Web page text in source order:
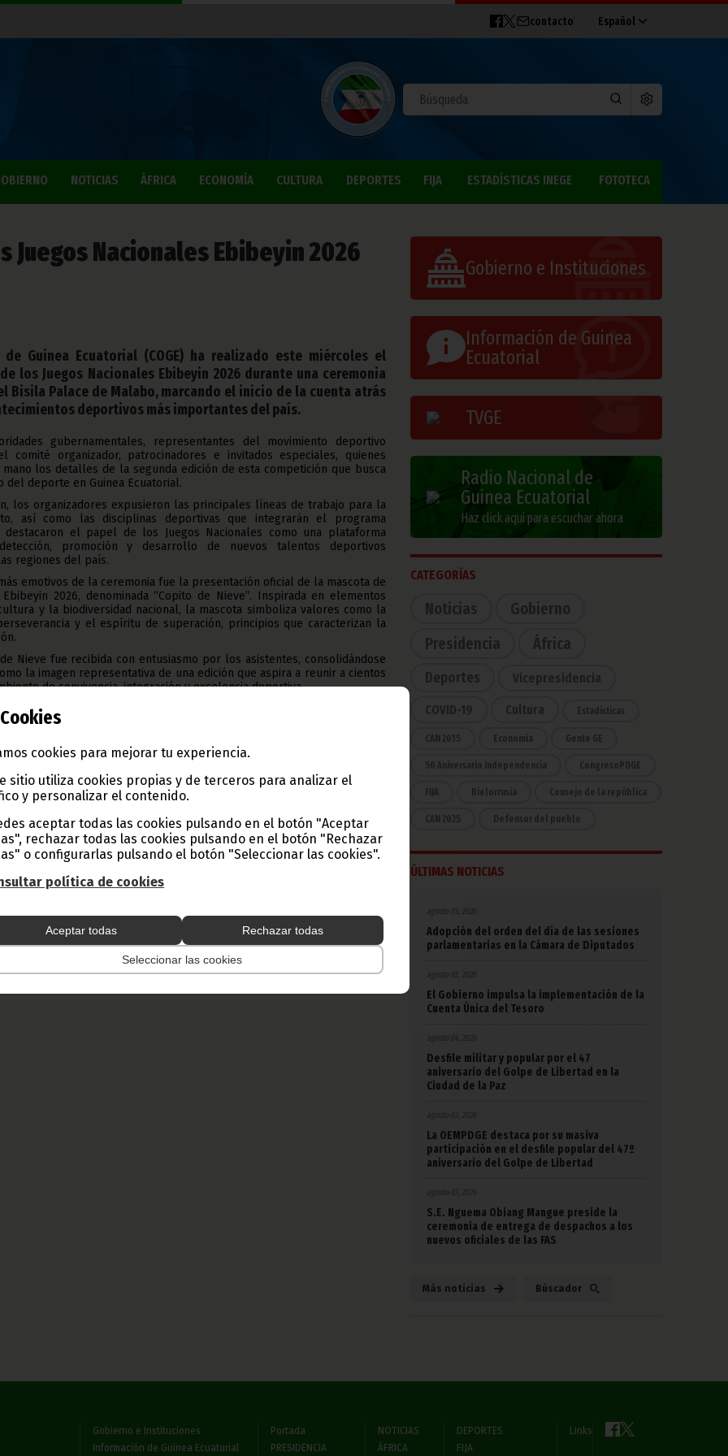
Cookies
cookies para mejorar tu experiencia.
sitio utiliza cookies propias y de terceros para analizar el
y personalizar el contenido.
aceptar todas las cookies pulsando en el botón "Aceptar
rechazar todas las cookies pulsando en el botón "Rechazar
o configurarlas pulsando el botón "Seleccionar las cookies".
política de cookies
Aceptar todas Rechazar todas
Seleccionar las cookies
contacto Español
NOTICIAS ÁFRICA ECONOMÍA CULTURA DEPORTES FIJA ESTADÍSTICAS INEGE FOTOTECA
Juegos Nacionales Ebibeyin 2026
Guinea Ecuatorial (COGE) ha realizado este miércoles el
los Juegos Nacionales Ebibeyin 2026 durante una ceremonia
Bisila Palace de Malabo, marcando el inicio de la cuenta atrás
deportivos más importantes del país.
gubernamentales, representantes del movimiento deportivo
comité organizador, patrocinadores e invitados especiales, quienes
los detalles de la segunda edición de esta competición que busca
deporte en Guinea Ecuatorial.
los organizadores expusieron las principales líneas de trabajo para la
así como las disciplinas deportivas que integrarán el programa
destacaron el papel de los Juegos Nacionales como una plataforma
promoción y desarrollo de nuevos talentos deportivos
regiones del país.
emotivos de la ceremonia fue la presentación oficial de la mascota de
2026, denominada “Copito de Nieve”. Inspirada en elementos
y la biodiversidad nacional, la mascota simboliza valores como la
y el espíritu de superación, principios que caracterizan la
Nieve fue recibida con entusiasmo por los asistentes, consolidándose
la imagen representativa de una edición que aspira a reunir a cientos
de convivencia, integración y excelencia deportiva.
se reafirmó el compromiso de las instituciones nacionales con el
destacando la importancia de continuar invirtiendo en
técnica y programas de apoyo a los atletas para garantizar el
sector.
los Juegos Nacionales Ebibeyin 2026 inician formalmente su camino
una nueva fiesta del deporte nacional, llamada a promover la cohesión
el orgullo deportivo de Guinea Ecuatorial.
Prensa de Guinea Ecuatorial
o parcial de este artículo o de las imágenes que lo acompañen debe
lugar, con la mención de la fuente de origen de la misma (Oficina de
Guinea Ecuatorial).
Gobierno e Instituciones
Información de Guinea
Ecuatorial
TVGE
Radio Nacional de
Guinea Ecuatorial
Haz click aquí para escuchar ahora
CATEGORÍAS
Noticias
Gobierno
Presidencia
África
Deportes Vicepresidencia
COVID-19 Cultura Estadísticas
CAN 2015 Economía Gente GE
50 Aniversario Independencia CongresoPDGE
FIJA Bielorrusia Consejo de la república
CAN 2025 Defensor del pueblo
ÚLTIMAS NOTICIAS
agosto 05, 2026
Adopción del orden del día de las sesiones
parlamentarias en la Cámara de Diputados
agosto 05, 2026
El Gobierno impulsa la implementación de la
Cuenta Única del Tesoro
agosto 04, 2026
Desfile militar y popular por el 47
aniversario del Golpe de Libertad en la
Ciudad de la Paz
agosto 03, 2026
La OEMPDGE destaca por su masiva
participación en el desfile popular del 47º
aniversario del Golpe de Libertad
agosto 03, 2026
S.E. Nguema Obiang Mangue preside la
ceremonia de entrega de despachos a los
nuevos oficiales de las FAS
Más noticias Búscador
Gobierno e Instituciones
Información de Guinea Ecuatorial
Portada
PRESIDENCIA
NOTICIAS
ÁFRICA
DEPORTES
FIJA
Links